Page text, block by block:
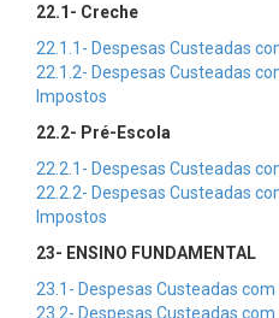
22.1- Creche
22.1.1- Despesas Custeadas
22.1.2- Despesas Custeadas
Impostos
22.2- Pré-Escola
22.2.1- Despesas Custeadas
22.2.2- Despesas Custeadas
Impostos
23- ENSINO FUNDAMENTAL
23.1- Despesas Custeadas com
23.2- Despesas Custeadas